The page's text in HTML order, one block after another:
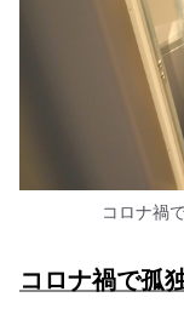
コロナ禍
コロナ禍で孤